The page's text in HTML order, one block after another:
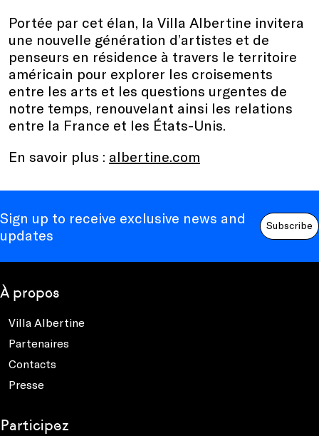
Portée par cet élan, la Villa Albertine invitera
une nouvelle génération d’artistes et de
penseurs en résidence à travers le territoire
américain pour explorer les croisements
entre les arts et les questions urgentes de
notre temps, renouvelant ainsi les relations
entre la France et les États-Unis.
En savoir plus : albertine.com
Sign up to receive exclusive news and
updates
Subscribe
À propos
Villa Albertine
Partenaires
Contacts
Presse
Participez